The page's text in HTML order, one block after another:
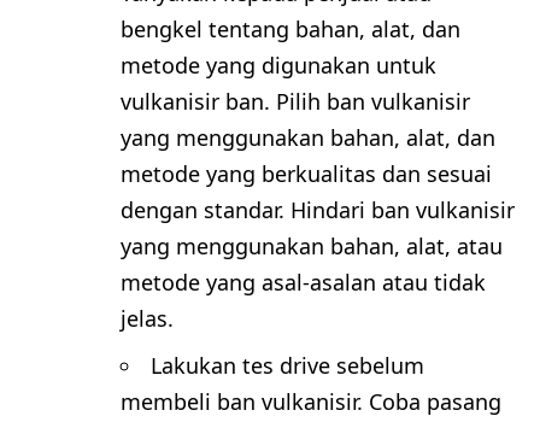
bengkel tentang bahan, alat, dan
metode yang digunakan untuk
vulkanisir ban. Pilih ban vulkanisir
yang menggunakan bahan, alat, dan
metode yang berkualitas dan sesuai
dengan standar. Hindari ban vulkanisir
yang menggunakan bahan, alat, atau
metode yang asal-asalan atau tidak
jelas.
Lakukan tes drive sebelum
membeli ban vulkanisir. Coba pasang